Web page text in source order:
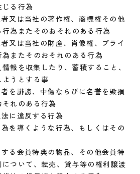
る行為
又は当社の著作権、商標権その他
為またそのおそれのある行為
又は当社の財産、肖像権、プライ
またそのおそれのある行為
報を収集したり、蓄積すること、
うとする事
を誹謗、中傷ならびに名誉を毀損
れのある行為
に違反する行為
を導くような行為、もしくはその
る会員特典の物品、その他会員特
ついて、転売、貸与等の権利譲渡